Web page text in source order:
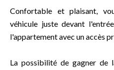
Confortable et plaisant,
véhicule juste devant
l'appartement avec un accès
La possibilité de gagner de